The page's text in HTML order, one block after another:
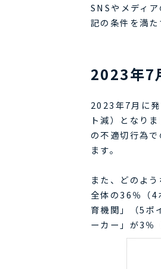
SNSやメディ
記の条件を満
2023年7
2023年7月に
ト減）となり
の不適切行為
ます。
また、どのよ
全体の36％（4
育機関」（5ポ
ーカー」が3％